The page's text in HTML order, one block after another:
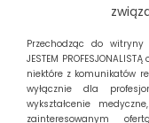
Aby zapewnić jak
takich jak pliki cookie,
Przechodząc do
JESTEM
niektóre z komunikatów
wyłącznie dla
wykształcenie
zainteresowanym
walki z nowotworem
Czytaj dalej